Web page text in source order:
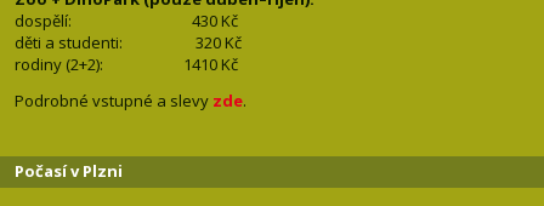
dospělí: 430 Kč
děti a studenti: 320 Kč
rodiny (2+2): 1410 Kč
Podrobné vstupné a slevy zde.
Počasí v Plzni